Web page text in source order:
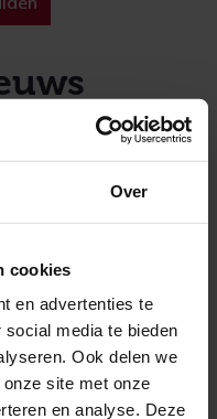
Over
cookies
en advertenties te
media te bieden
Ook delen we
site met onze
en analyse. Deze